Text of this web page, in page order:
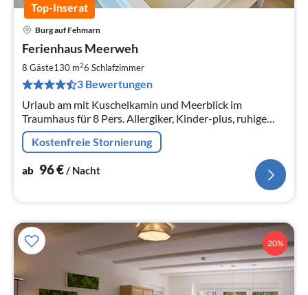
Top-Inserat
Burg auf Fehmarn
Ferienhaus Meerweh
8 Gäste130 m26 Schlafzimmer
3 Bewertungen
Urlaub am mit Kuschelkamin und Meerblick im
Traumhaus für 8 Pers. Allergiker, Kinder-plus, ruhige
und zentrale Lage, Richtung Südstrand.
Kostenfreie Stornierung
ab 96€/ Nacht
20%